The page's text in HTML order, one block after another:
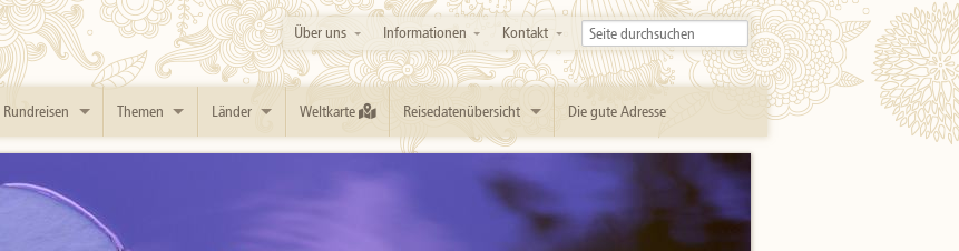
Über uns Informationen Kontakt
Rundreisen Themen Länder Weltkarte Reisedatenübersicht Die gute Adresse